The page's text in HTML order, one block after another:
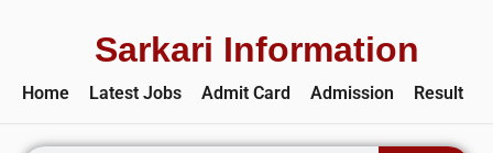
Sarkari Information
Home Latest Jobs Admit Card Admission Result